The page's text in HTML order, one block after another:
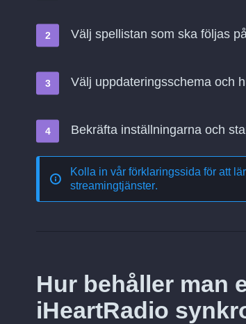
Välj spellistan som ska följas
Välj uppdateringsschema och
Bekräfta inställningarna och
Kolla in vår förklaringssida för att
streamingtjänster.
Hur behåller man
iHeartRadio